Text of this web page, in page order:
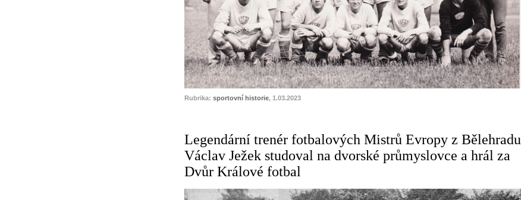
Rubrika: sportovní historie, 1.03.2023
Legendární trenér fotbalových Mistrů Evropy z Bělehradu
Václav Ježek studoval na dvorské průmyslovce a hrál za
Dvůr Králové fotbal